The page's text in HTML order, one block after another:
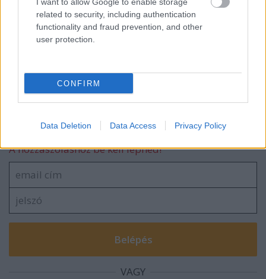
related to security, including authentication
functionality and fraud prevention, and other
user protection.
CONFIRM
Data Deletion Data Access Privacy Policy
Szólj hozzá!
A hozzászóláshoz be kell lépned!
VAGY